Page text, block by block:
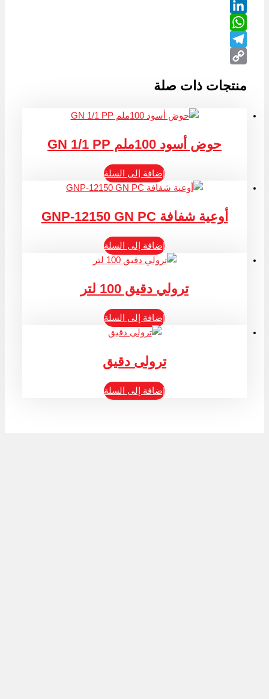
Twitter
LinkedIn
WhatsApp
Telegram
Link
منتجات ذات صلة
حوض أسود 100ملم GN 1/1 PP
إضافة إلى السلة
أوعية شفافة GNP-12150 GN PC
إضافة إلى السلة
ترولي دقيق 100 لتر
إضافة إلى السلة
ترولى دقيق
إضافة إلى السلة